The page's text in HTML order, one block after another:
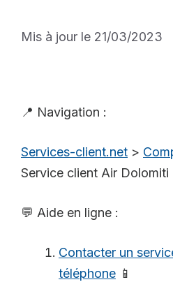
Mis à jour le 21/03/2023
📍 Navigation :
Services-client.net >
Service client Air Dolomiti
💬 Aide en ligne :
Contacter un
téléphone 📱